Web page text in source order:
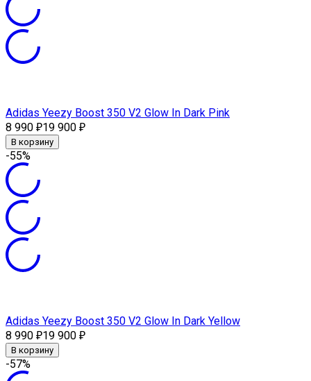
Adidas Yeezy Boost 350 V2 Glow In Dark Pink
8 990 ₽19 900 ₽
В корзину
-55%
Adidas Yeezy Boost 350 V2 Glow In Dark Yellow
8 990 ₽19 900 ₽
В корзину
-57%